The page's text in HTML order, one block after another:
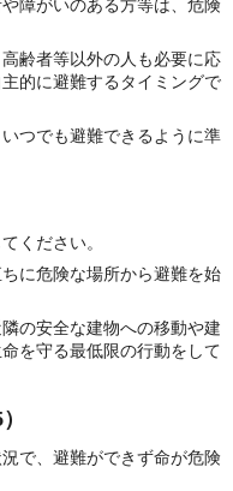
障がいのある方等は、危険
齢者等以外の人も必要に応
的に避難するタイミングで
つでも避難できるように準
ください。
に危険な場所から避難を始
の安全な建物への移動や建
を守る最低限の行動をして
で、避難ができず命が危険